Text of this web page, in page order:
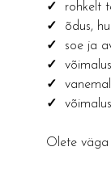
✓ rohkelt
✓ õdus,
✓ soe ja
✓
✓
✓
Olete